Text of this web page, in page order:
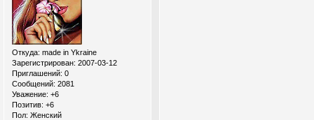
Откуда: made in Ykraine
Зарегистрирован: 2007-03-12
Приглашений: 0
Сообщений: 2081
Уважение: +6
Позитив: +6
Пол: Женский